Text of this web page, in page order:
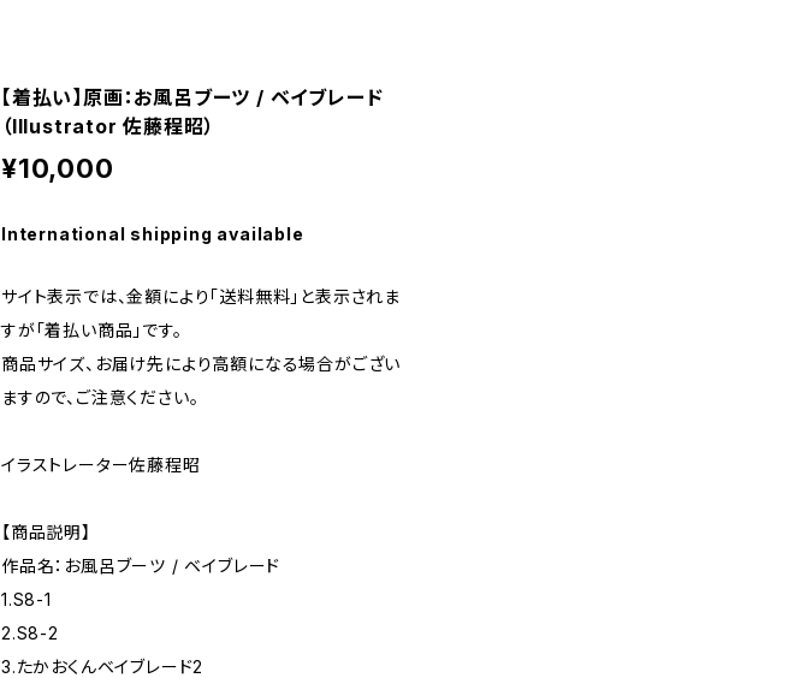
【着払い】原画：お風呂ブーツ / ベイブレード
（Illustrator 佐藤程昭）
¥10,000
International shipping available
サイト表示では、金額により「送料無料」と表示されま
すが「着払い商品」です。
商品サイズ、お届け先により高額になる場合がござい
ますので、ご注意ください。
イラストレーター佐藤程昭
【商品説明】
作品名：お風呂ブーツ / ベイブレード
1.S8-1
2.S8-2
3.たかおくんベイブレード2